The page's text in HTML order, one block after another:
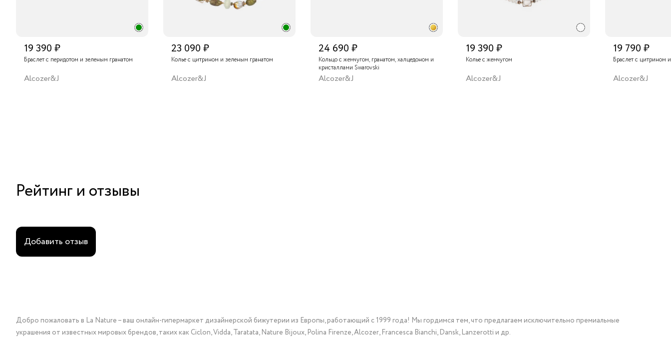
19 390 ₽
Браслет с перидотом и зеленым гранатом
Alcozer&J
23 090 ₽
Колье с цитрином и зеленым гранатом
Alcozer&J
24 690 ₽
Кольцо с жемчугом, гранатом, халцедоном и
кристаллами Swarovski
Alcozer&J
19 390 ₽
Колье с жемчугом
Alcozer&J
19 790 ₽
Браслет с цитрином
Alcozer&J
Рейтинг и отзывы
Добавить отзыв
Добро пожаловать в La Nature – ваш онлайн-гипермаркет дизайнерской бижутерии из Европы, работающий с 1999 года! Мы гордимся тем, что предлагаем исключительно премиальные
украшения от известных мировых брендов, таких как Ciclon, Vidda, Taratata, Nature Bijoux, Polina Firenze, Alcozer, Francesca Bianchi, Dansk, Lanzerotti и др.